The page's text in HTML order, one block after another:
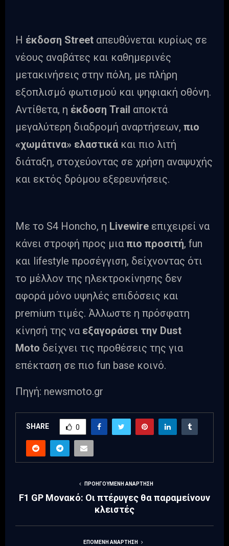
Η έκδοση Street απευθύνεται κυρίως σε
νέους αναβάτες και καθημερινές
μετακινήσεις στην πόλη, με πλήρη
εξοπλισμό φωτισμού και ψηφιακή οθόνη.
Αντίθετα, η έκδοση Trail αποκτά
μεγαλύτερη διαδρομή αναρτήσεων, πιο
«χωμάτινα» ελαστικά και πιο λιτή
διάταξη, στοχεύοντας σε χρήση αναψυχής
και εκτός δρόμου εξερευνήσεις.
Με το S4 Honcho, η Livewire επιχειρεί να
κάνει στροφή προς μια πιο προσιτή, fun
και lifestyle προσέγγιση, δείχνοντας ότι
το μέλλον της ηλεκτροκίνησης δεν
αφορά μόνο υψηλές επιδόσεις και
premium τιμές. Άλλωστε η πρόσφατη
κίνησή της να εξαγοράσει την Dust
Moto δείχνει τις προθέσεις της για
επέκταση σε πιο fun base κοινό.
Πηγή: newsmoto.gr
SHARE 0
ΠΡΟΗΓΟΎΜΕΝΗ ΑΝΆΡΤΗΣΗ
F1 GP Μονακό: Οι πτέρυγες θα παραμείνουν
κλειστές
ΕΠΌΜΕΝΗ ΑΝΆΡΤΗΣΗ